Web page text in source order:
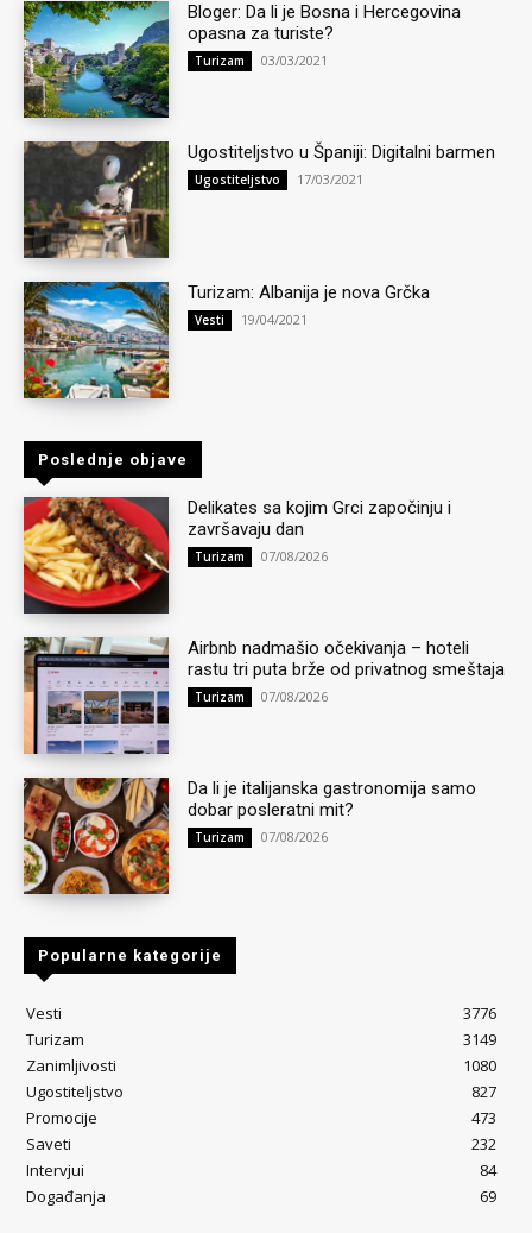
Bloger: Da li je Bosna i Hercegovina
opasna za turiste?
Turizam 03/03/2021
Ugostiteljstvo u Španiji: Digitalni barmen
Ugostiteljstvo 17/03/2021
Turizam: Albanija je nova Grčka
Vesti 19/04/2021
Poslednje objave
Delikates sa kojim Grci započinju i
završavaju dan
Turizam 07/08/2026
Airbnb nadmašio očekivanja – hoteli
rastu tri puta brže od privatnog smeštaja
Turizam 07/08/2026
Da li je italijanska gastronomija samo
dobar posleratni mit?
Turizam 07/08/2026
Popularne kategorije
Vesti
3776
Turizam
3149
Zanimljivosti
1080
Ugostiteljstvo
827
Promocije
473
Saveti
232
Intervjui
84
Događanja
69